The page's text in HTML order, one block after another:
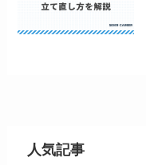
人気記事